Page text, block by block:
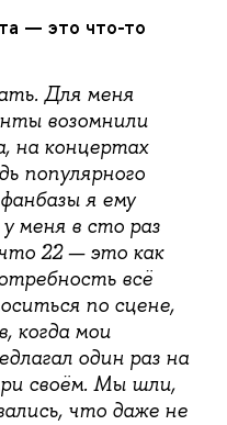
— это что-то
Для меня
возомнили
на концертах
популярного
я ему
меня в сто раз
22 — это как
всё
по сцене,
когда мои
один раз на
своём. Мы шли,
что даже не